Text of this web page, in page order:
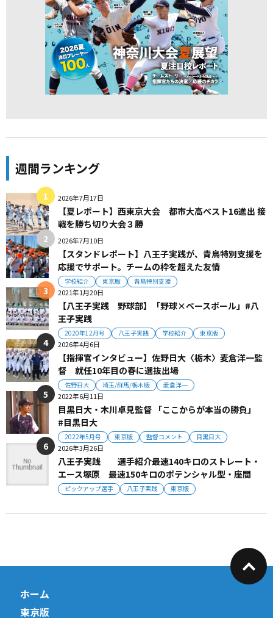
週間ランキング
2026年7月17日
【夏レポート】西東京大会 都市大高ベスト16進出 接
戦を勝ち切り大会３勝
2026年7月10日
【スタンドレポート】八王子実践が、青鳥特別支援を
応援でサポート。チームの枠を超えた友情
学校紹介 東京版 青鳥特別支援
2021年1月20日
【八王子実践 野球部】「野球×ベースボール」#八
王子実践
2020年12月号 八王子実践 学校紹介 東京版
2026年4月6日
【指揮官インタビュー】佐野日大〈栃木〉麦倉洋一監
督 就任10年目の春に選抜出場
佐野日大 埼玉/群馬/栃木版 麦倉洋一
2022年6月11日
目黒日大・木川卓見監督 「ここからが本当の勝負」
#目黒日大
2022年5月号 東京版 監督コメント 目黒日大
2026年3月26日
八王子実践 選手紹介最速140キロのストレート・
エース塚原 最速150キロのポテンシャル型・座間
ピックアップ選手 八王子実践 東京版
ホーム
東京版